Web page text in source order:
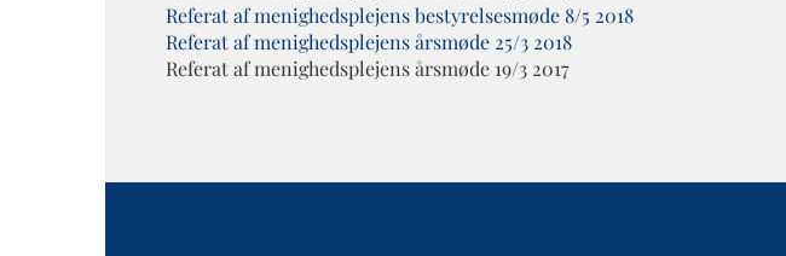
Referat af menighedsplejens bestyrelsesmøde 8/5 2018
Referat af menighedsplejens årsmøde 25/3 2018
Referat af menighedsplejens årsmøde 19/3 2017